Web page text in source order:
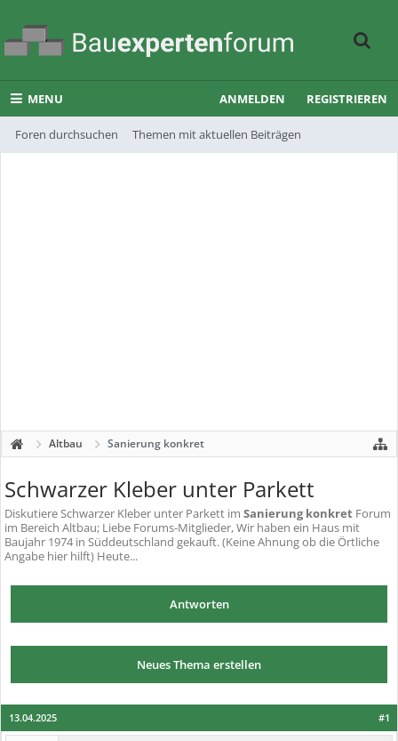
MENU
Foren durchsuchen Themen mit aktuellen Beiträgen
ANMELDEN REGISTRIEREN
Altbau Sanierung konkret
Schwarzer Kleber unter Parkett
DiskutiereSchwarzer Kleber unter Parkett im Sanierung konkret Forum
im Bereich Altbau; Liebe Forums-Mitglieder, Wir haben ein Haus mit
Baujahr 1974 in Süddeutschland gekauft. (Keine Ahnung ob die Örtliche
Angabe hier hilft) Heute...
Antworten
Neues Thema erstellen
#1
13.04.2025